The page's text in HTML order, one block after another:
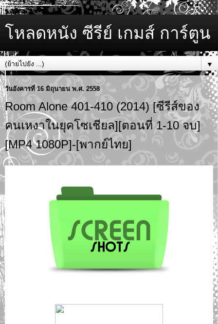
โหลดหนัง ซีรีย์ เกมส์ การ์ตูน
▼
วันอังคารที่ 16 มิถุนายน พ.ศ. 2558
Room Alone 401-410 (2014) [ซีรีส์ของ
คนเหงาในยุคโซเชียล][ตอนที่ 1-10 จบ]
[MP4 1080P]-[พากย์ไทย]